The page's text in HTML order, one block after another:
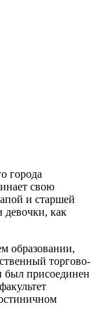
города
свою
и старшей
девочки, как
образовании,
торгово-
был присоединен